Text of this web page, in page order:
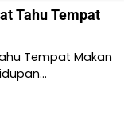
Tahu Tempat
Tempat Makan